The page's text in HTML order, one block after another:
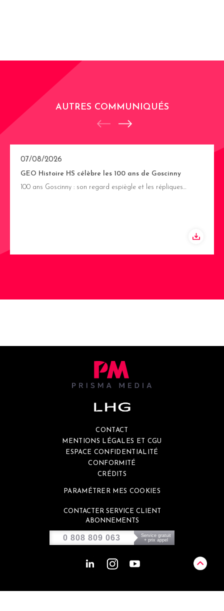
AUTRES COMMUNIQUÉS
07/08/2026
GEO Histoire HS célèbre les 100 ans de Goscinny
100 ans Goscinny : son regard espiègle et les répliques…
CONTACT
MENTIONS LÉGALES ET CGU
ESPACE CONFIDENTIALITÉ
CONFORMITÉ
CRÉDITS
PARAMÉTRER MES COOKIES
CONTACTER SERVICE CLIENT
ABONNEMENTS
0 808 809 063
Service gratuit
+ prix appel